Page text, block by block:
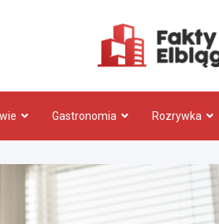
Gastronomia Rozrywka